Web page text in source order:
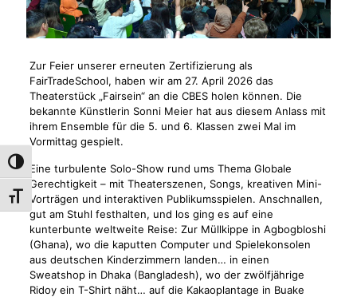
Umschalten auf hohe Kontraste
Schrift vergrößern
Zur Feier unserer erneuten Zertifizierung als
FairTradeSchool, haben wir am 27. April 2026 das
Theaterstück „Fairsein“ an die CBES holen können. Die
bekannte Künstlerin Sonni Meier hat aus diesem Anlass mit
ihrem Ensemble für die 5. und 6. Klassen zwei Mal im
Vormittag gespielt.
Eine turbulente Solo-Show rund ums Thema Globale
Gerechtigkeit – mit Theaterszenen, Songs, kreativen Mini-
Vorträgen und interaktiven Publikumsspielen. Anschnallen,
gut am Stuhl festhalten, und los ging es auf eine
kunterbunte weltweite Reise: Zur Müllkippe in Agbogbloshi
(Ghana), wo die kaputten Computer und Spielekonsolen
aus deutschen Kinderzimmern landen… in einen
Sweatshop in Dhaka (Bangladesh), wo der zwölfjährige
Ridoy ein T-Shirt näht… auf die Kakaoplantage in Buake